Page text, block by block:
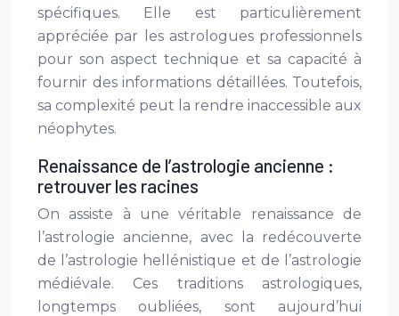
spécifiques. Elle est particulièrement
appréciée par les astrologues professionnels
pour son aspect technique et sa capacité à
fournir des informations détaillées. Toutefois,
sa complexité peut la rendre inaccessible aux
néophytes.
Renaissance de l’astrologie ancienne :
retrouver les racines
On assiste à une véritable renaissance de
l’astrologie ancienne, avec la redécouverte
de l’astrologie hellénistique et de l’astrologie
médiévale. Ces traditions astrologiques,
longtemps oubliées, sont aujourd’hui